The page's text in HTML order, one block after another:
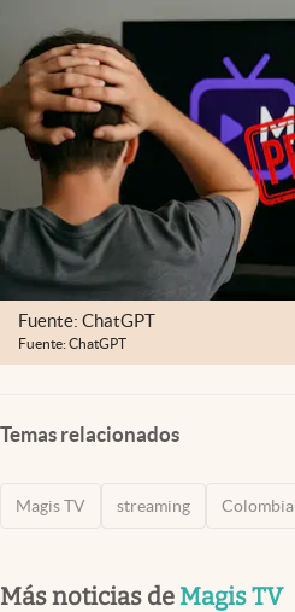
Fuente: ChatGPT
Fuente: ChatGPT
Temas relacionados
Magis TV streaming Colombia
Más noticias de Magis TV